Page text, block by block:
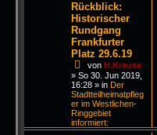
Rückblick:
Historischer
Rundgang
Frankfurter
Platz 29.6.19
von H.Krause
» So 30. Jun 2019,
16:28 » in Der
Stadtteilheimatpfleg
er im Westlichen-
Ringgebiet
informiert: